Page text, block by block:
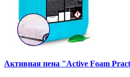
Активная пена "Active Foam